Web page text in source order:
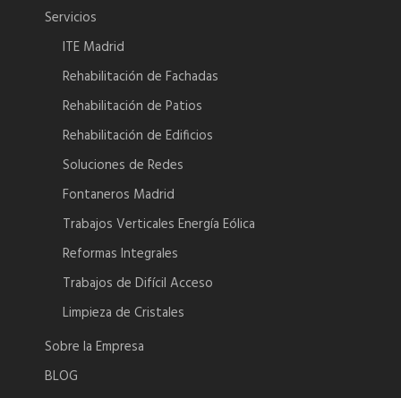
Servicios
ITE Madrid
Rehabilitación de Fachadas
Rehabilitación de Patios
Rehabilitación de Edificios
Soluciones de Redes
Fontaneros Madrid
Trabajos Verticales Energía Eólica
Reformas Integrales
Trabajos de Difícil Acceso
Limpieza de Cristales
Sobre la Empresa
BLOG